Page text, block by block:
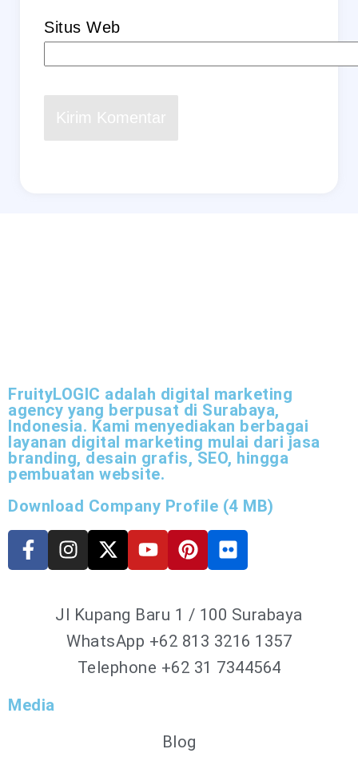
Situs Web
FruityLOGIC adalah digital marketing
agency yang berpusat di Surabaya,
Indonesia. Kami menyediakan berbagai
layanan digital marketing mulai dari jasa
branding, desain grafis, SEO, hingga
pembuatan website.
Download Company Profile (4 MB)
Jl Kupang Baru 1 / 100 Surabaya
WhatsApp +62 813 3216 1357
Telephone +62 31 7344564
Media
Blog